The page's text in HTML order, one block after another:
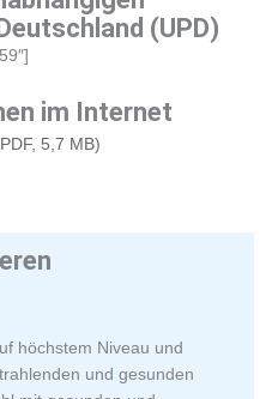
(UPD)
im Internet
5,7 MB)
höchstem Niveau und
und gesunden